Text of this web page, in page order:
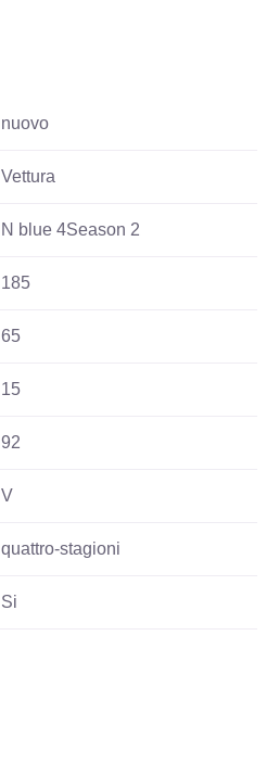
nuovo
Vettura
N blue 4Season 2
185
65
15
92
V
quattro-stagioni
Si